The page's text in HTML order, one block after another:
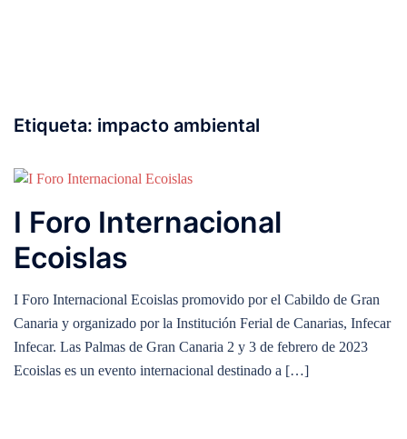
Etiqueta: impacto ambiental
I Foro Internacional
Ecoislas
I Foro Internacional Ecoislas promovido por el Cabildo de Gran
Canaria y organizado por la Institución Ferial de Canarias, Infecar
Infecar. Las Palmas de Gran Canaria 2 y 3 de febrero de 2023
Ecoislas es un evento internacional destinado a […]